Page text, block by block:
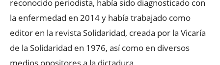
reconocido periodista, había sido diagnosticado con
la enfermedad en 2014 y había trabajado como
editor en la revista Solidaridad, creada por la Vicaría
de la Solidaridad en 1976, así como en diversos
medios opositores a la dictadura.